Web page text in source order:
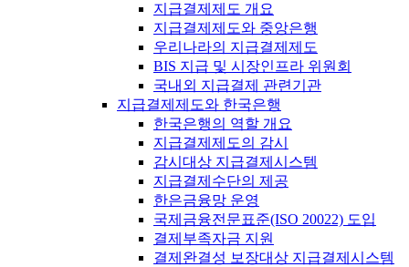
지급결제제도 개요
지급결제제도와 중앙은행
우리나라의 지급결제제도
BIS 지급 및 시장인프라 위원회
국내외 지급결제 관련기관
지급결제제도와 한국은행
한국은행의 역할 개요
지급결제제도의 감시
감시대상 지급결제시스템
지급결제수단의 제공
한은금융망 운영
국제금융전문표준(ISO 20022) 도입
결제부족자금 지원
결제완결성 보장대상 지급결제시스템